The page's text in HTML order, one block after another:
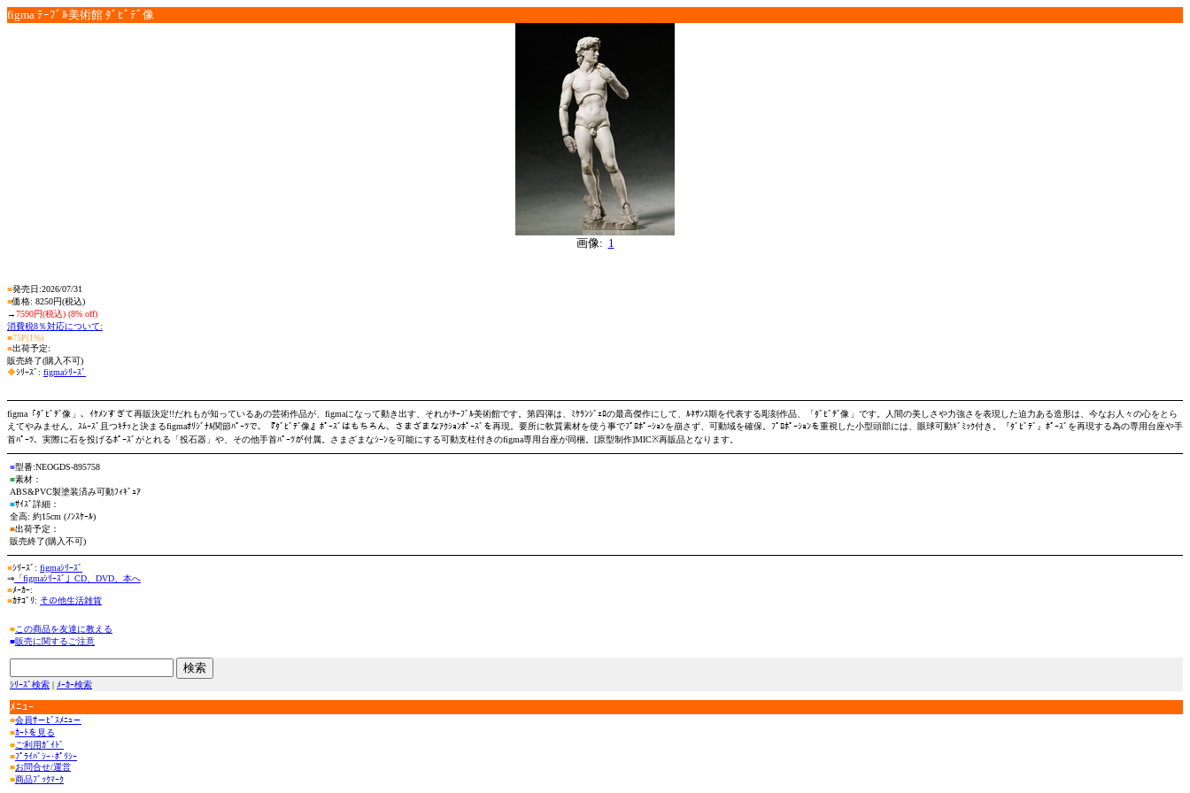
figma ﾃｰﾌﾞﾙ美術館 ﾀﾞﾋﾞﾃﾞ像
画像: 1
■発売日:2026/07/31
■価格: 8250円(税込)
→7590円(税込) (8% off)
消費税8％対応について:
■75P(1%)
■出荷予定:
販売終了(購入不可)
◆ｼﾘｰｽﾞ: figmaｼﾘｰｽﾞ
figma「ﾀﾞﾋﾞﾃﾞ像」、ｲｹﾒﾝすぎて再販決定!!だれもが知っているあの芸術作品が、figmaになって動き出す、それがﾃｰﾌﾞﾙ美術館です。第四弾は、ﾐｹﾗﾝｼﾞｪﾛの最高傑作にして、ﾙﾈｻﾝｽ期を代表する彫刻作品、「ﾀﾞﾋﾞﾃﾞ像」です。人間の美しさや力強さを表現した迫力ある造形は、今なお人々の心をとら
えてやみません。ｽﾑｰｽﾞ且つｷﾁｯと決まるfigmaｵﾘｼﾞﾅﾙ関節ﾊﾟｰﾂで、『ﾀﾞﾋﾞﾃﾞ像』ﾎﾟｰｽﾞはもちろん、さまざまなｱｸｼｮﾝﾎﾟｰｽﾞを再現。要所に軟質素材を使う事でﾌﾟﾛﾎﾟｰｼｮﾝを崩さず、可動域を確保。ﾌﾟﾛﾎﾟｰｼｮﾝを重視した小型頭部には、眼球可動ｷﾞﾐｯｸ付き。『ﾀﾞﾋﾞﾃﾞ』ﾎﾟｰｽﾞを再現する為の専用台座や手
首ﾊﾟｰﾂ、実際に石を投げるﾎﾟｰｽﾞがとれる「投石器」や、その他手首ﾊﾟｰﾂが付属。さまざまなｼｰﾝを可能にする可動支柱付きのfigma専用台座が同梱。[原型制作]MIC※再販品となります。
■型番:NEOGDS-895758
■素材：
ABS&PVC製塗装済み可動ﾌｨｷﾞｭｱ
■ｻｲｽﾞ詳細：
全高: 約15cm (ﾉﾝｽｹｰﾙ)
■出荷予定：
販売終了(購入不可)
■ｼﾘｰｽﾞ: figmaｼﾘｰｽﾞ
⇒ 「figmaｼﾘｰｽﾞ」CD、DVD、本へ
■ﾒｰｶｰ:
■ｶﾃｺﾞﾘ: その他生活雑貨
■この商品を友達に教える
■販売に関するご注意
ｼﾘｰｽﾞ検索 | ﾒｰｶｰ検索
ﾒﾆｭｰ
■会員ｻ－ﾋﾞｽﾒﾆｭ－
■ｶｰﾄを見る
■ご利用ｶﾞｲﾄﾞ
■ﾌﾟﾗｲﾊﾞｼｰ･ﾎﾟﾘｼｰ
■お問合せ/運営
■商品ﾌﾞｯｸﾏｰｸ